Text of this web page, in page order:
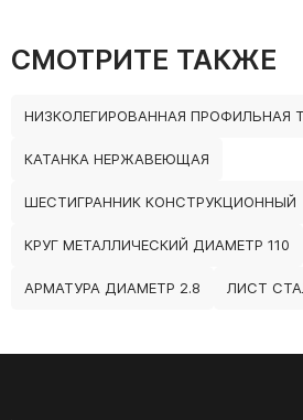
СМОТРИТЕ ТАКЖЕ
НИЗКОЛЕГИРОВАННАЯ ПРОФИЛЬНАЯ
КАТАНКА НЕРЖАВЕЮЩАЯ
ШЕСТИГРАННИК КОНСТРУКЦИОННЫЙ
КРУГ МЕТАЛЛИЧЕСКИЙ ДИАМЕТР 110
АРМАТУРА ДИАМЕТР 2.8 ЛИСТ